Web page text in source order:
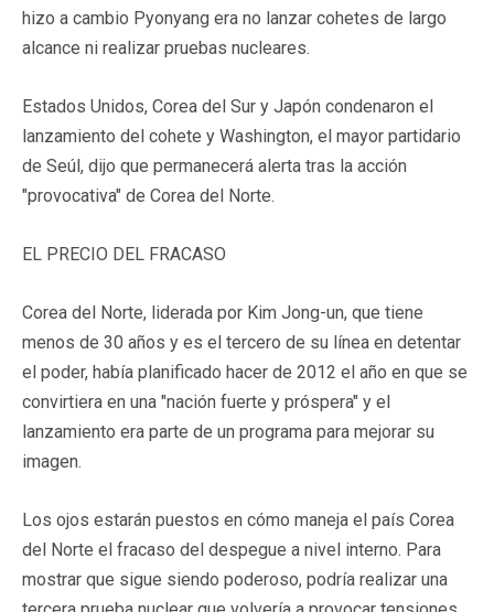
hizo a cambio Pyonyang era no lanzar cohetes de largo
alcance ni realizar pruebas nucleares.
Estados Unidos, Corea del Sur y Japón condenaron el
lanzamiento del cohete y Washington, el mayor partidario
de Seúl, dijo que permanecerá alerta tras la acción
"provocativa" de Corea del Norte.
EL PRECIO DEL FRACASO
Corea del Norte, liderada por Kim Jong-un, que tiene
menos de 30 años y es el tercero de su línea en detentar
el poder, había planificado hacer de 2012 el año en que se
convirtiera en una "nación fuerte y próspera" y el
lanzamiento era parte de un programa para mejorar su
imagen.
Los ojos estarán puestos en cómo maneja el país Corea
del Norte el fracaso del despegue a nivel interno. Para
mostrar que sigue siendo poderoso, podría realizar una